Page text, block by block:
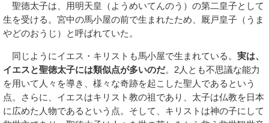
聖德太子は、用明天皇（ようめいてんのう）の第二皇子として
生を受ける。宮中の馬小屋の前で生まれたため、厩戸皇子（うま
やどのおうじ）と呼ばれていた。
同じようにイエス・キリストも馬小屋で生まれている。 実は、
イエスと聖徳太子には類似点が多いのだ。2人とも不思議な能力
を用いて人々を導き、様々な奇跡を起こした聖人であるという
点。さらに、イエスはキリスト教の祖であり、太子は仏教を日本
に広めた人物であるという点。そして、キリストは神の子にして